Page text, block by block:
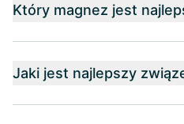
Który magnez jest
Jaki jest najlepszy